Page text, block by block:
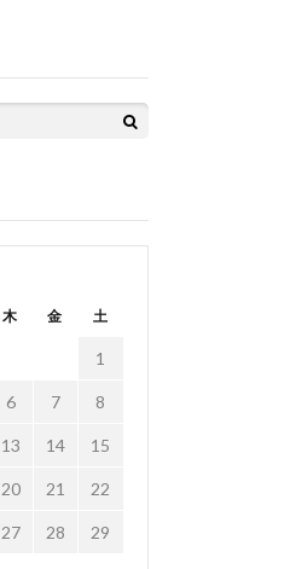
木 金 土
1
6 7 8
13 14 15
20 21 22
27 28 29